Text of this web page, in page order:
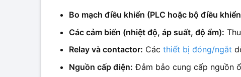
Bo mạch điều khiển (PLC hoặc bộ điều
Các cảm biến (nhiệt độ, áp suất, độ ẩm):
Relay và contactor: Các thiết bị đóng/ngắt
Nguồn cấp điện: Đảm bảo cung cấp nguồn